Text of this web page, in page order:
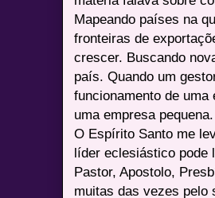
Mapeando países na
fronteiras de
crescer. Buscando
país. Quando um
funcionamento de
uma empresa
O Espírito Santo me
líder eclesiástico pode
Pastor, Apostolo,
muitas das vezes pelo